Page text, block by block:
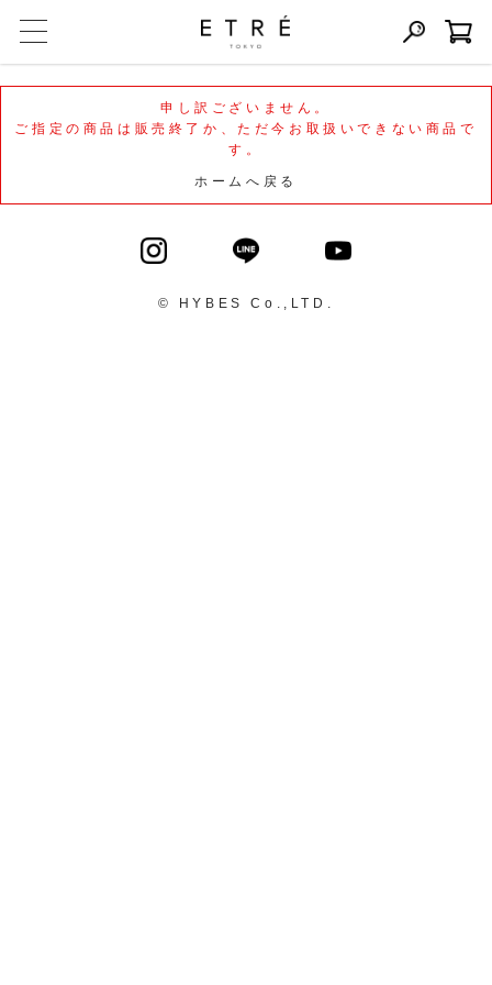
申し訳ございません。
ご指定の商品は販売終了か、ただ今お取扱いできない商品で
す。
ホームへ戻る
© HYBES Co.,LTD.